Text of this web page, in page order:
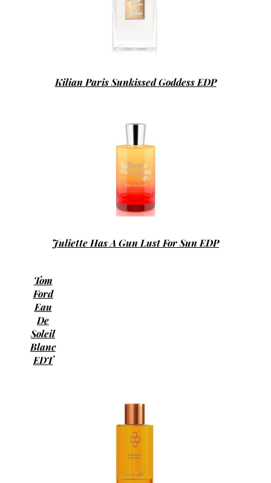
Kilian Paris Sunkissed Goddess EDP
Juliette Has A Gun Lust For Sun EDP
Tom
Ford
Eau
De
Soleil
Blanc
EDT